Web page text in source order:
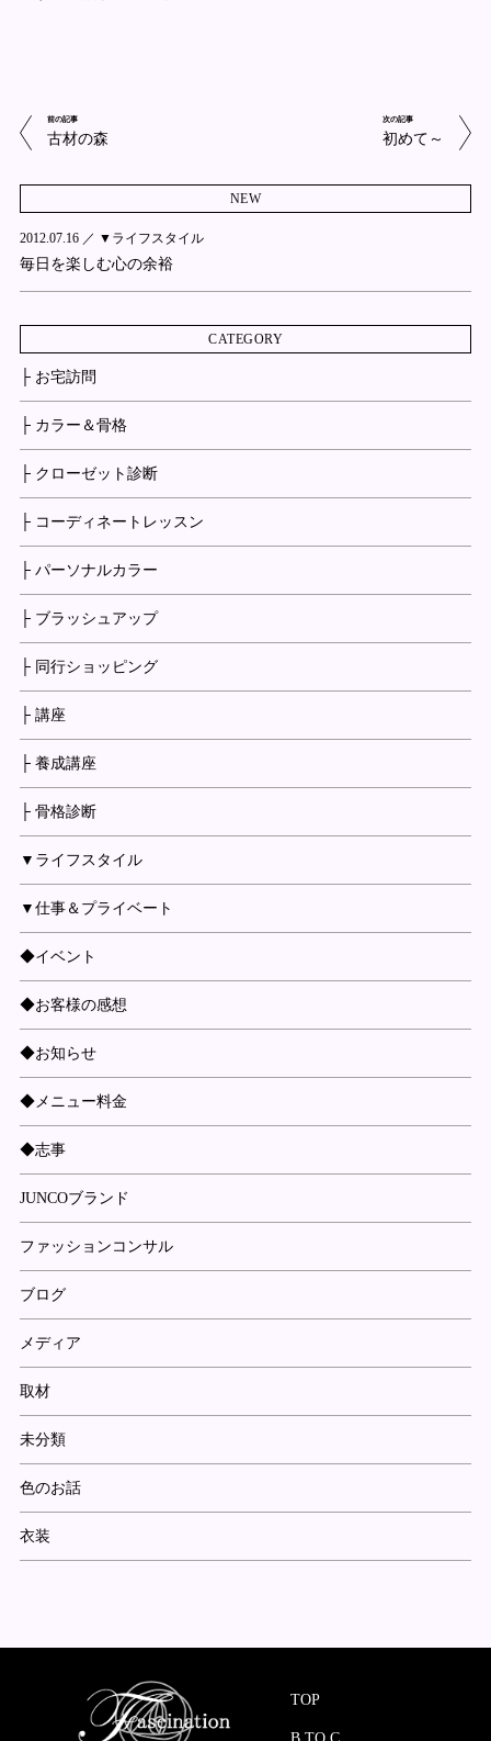
前の記事
古材の森
次の記事
初めて～
NEW
2012.07.16 ／ ▼ライフスタイル
毎日を楽しむ心の余裕
CATEGORY
├ お宅訪問
├ カラー＆骨格
├ クローゼット診断
├ コーディネートレッスン
├ パーソナルカラー
├ ブラッシュアップ
├ 同行ショッピング
├ 講座
├ 養成講座
├ 骨格診断
▼ライフスタイル
▼仕事＆プライベート
◆イベント
◆お客様の感想
◆お知らせ
◆メニュー料金
◆志事
JUNCOブランド
ファッションコンサル
ブログ
メディア
取材
未分類
色のお話
衣装
TOP